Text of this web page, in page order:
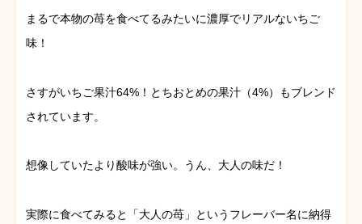
まるで本物の苺を食べてるみたいに濃厚でリアルないちご
味！
さすがいちご果汁64%！とちおとめの果汁（4%）もブレンド
されています。
想像していたより酸味が強い。うん、大人の味だ！
実際に食べてみると「大人の苺」というフレーバー名に納得